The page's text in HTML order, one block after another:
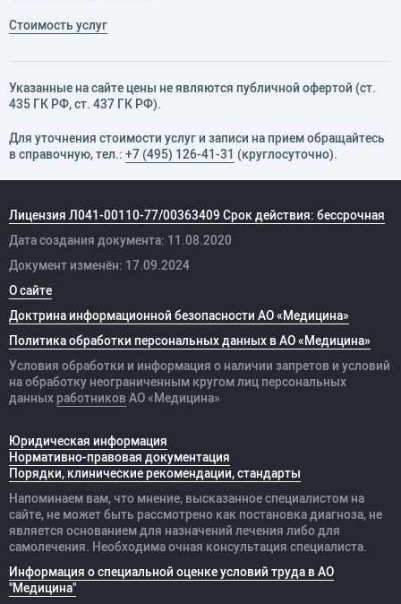
Стоимость услуг
Указанные на сайте цены не являются публичной офертой (ст.
435 ГК РФ, cт. 437 ГК РФ).
Для уточнения стоимости услуг и записи на прием обращайтесь
в справочную, тел.: +7 (495) 126-41-31 (круглосуточно).
Лицензия Л041-00110-77/00363409 Срок действия: бессрочная
Дата создания документа: 11.08.2020
Документ изменён: 17.09.2024
О сайте
Доктрина информационной безопасности АО «Медицина»
Политика обработки персональных данных в АО «Медицина»
Условия обработки и информация о наличии запретов и условий
на обработку неограниченным кругом лиц персональных
данных работников АО «Медицина»
Юридическая информация
Нормативно-правовая документация
Порядки, клинические рекомендации, стандарты
Напоминаем вам, что мнение, высказанное специалистом на
сайте, не может быть рассмотрено как постановка диагноза, не
является основанием для назначений лечения либо для
самолечения. Необходима очная консультация специалиста.
Информация о специальной оценке условий труда в АО
"Медицина"